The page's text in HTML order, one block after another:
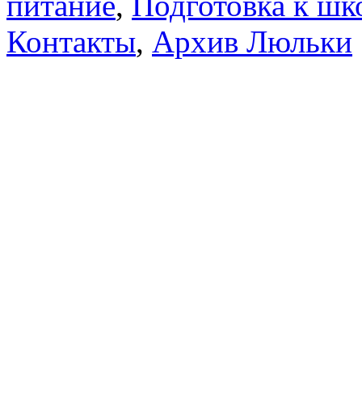
Контакты, Архив Люльки